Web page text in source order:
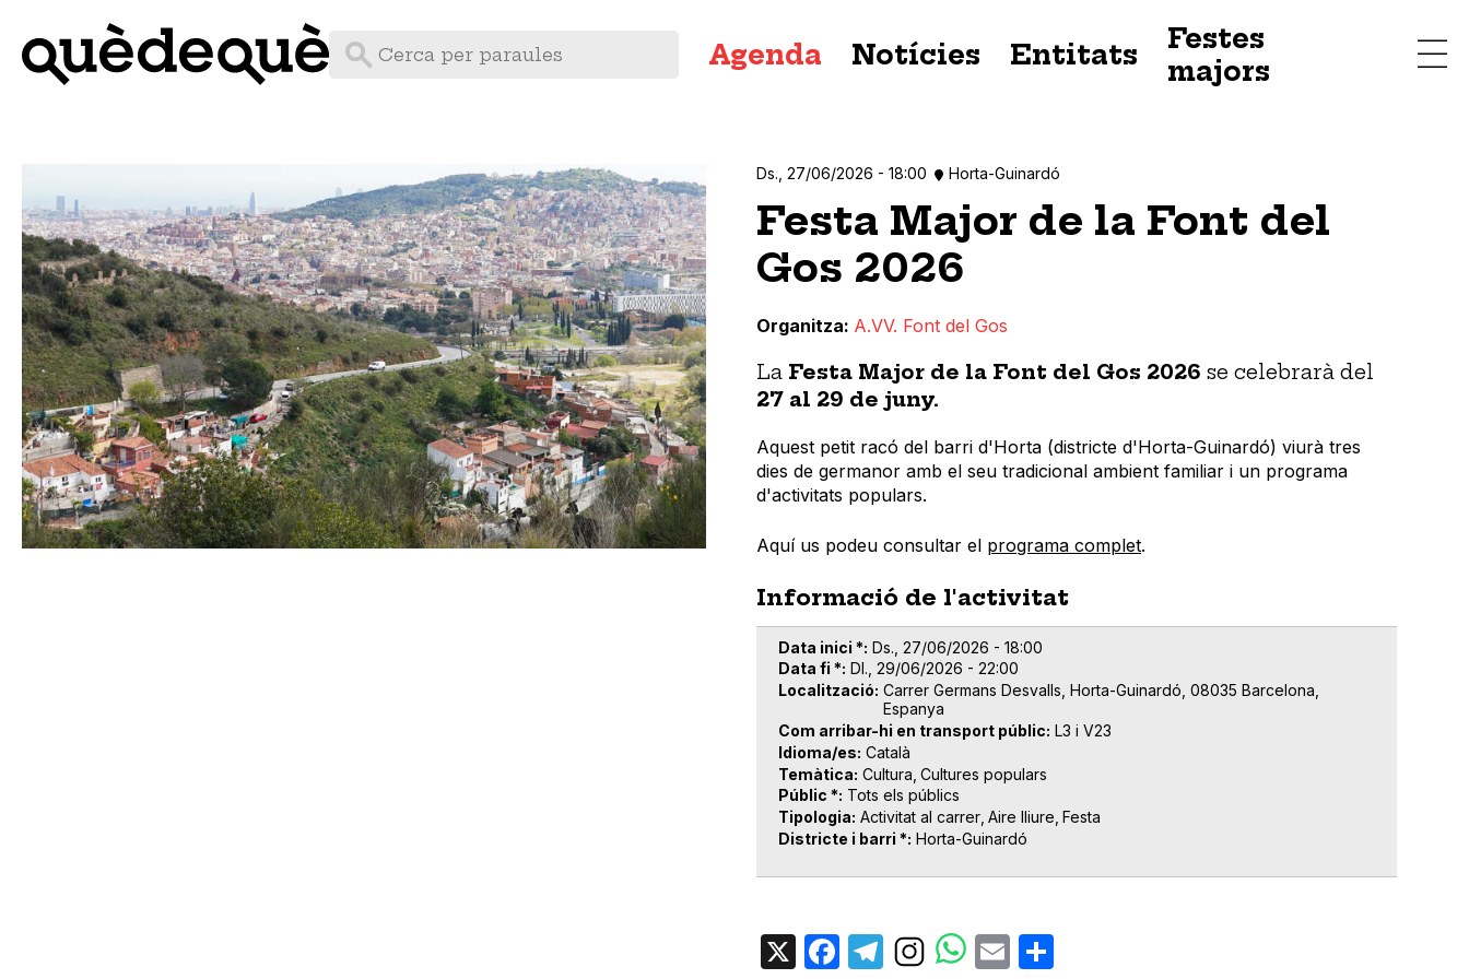
principal
Agenda Notícies Entitats
Festes
majors
Ds., 27/06/2026 - 18:00 Horta-Guinardó
Festa Major de la Font del
Gos 2026
Organitza A.VV. Font del Gos
La Festa Major de la Font del Gos 2026 se celebrarà del
27 al 29 de juny.
Aquest petit racó del barri d'Horta (districte d'Horta-Guinardó) viurà tres
dies de germanor amb el seu tradicional ambient familiar i un programa
d'activitats populars.
Aquí us podeu consultar el programa complet.
Informació de l'activitat
Data inici * Ds., 27/06/2026 - 18:00
Data fi * Dl., 29/06/2026 - 22:00
Localització Carrer Germans Desvalls, Horta-Guinardó, 08035 Barcelona,
Espanya
Com arribar-hi en transport públic L3 i V23
Idioma/es Català
Temàtica Cultura Cultures populars
Públic * Tots els públics
Tipologia Activitat al carrer Aire lliure Festa
Districte i barri * Horta-Guinardó
X Facebook
TelegramEmail